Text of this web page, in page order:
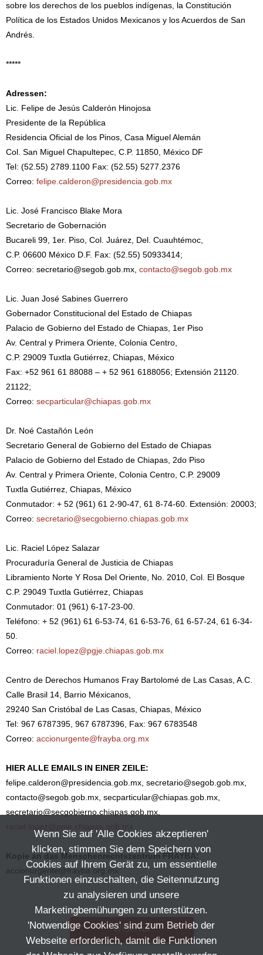
sobre los derechos de los pueblos indígenas, la Constitución
Política de los Estados Unidos Mexicanos y los Acuerdos de San
Andrés.
*****
Adressen:
Lic. Felipe de Jesús Calderón Hinojosa
Presidente de la República
Residencia Oficial de los Pinos, Casa Miguel Alemán
Col. San Miguel Chapultepec, C.P. 11850, México DF
Tel: (52.55) 2789.1100 Fax: (52.55) 5277.2376
Correo: felipe.calderon@presidencia.gob.mx
Lic. José Francisco Blake Mora
Secretario de Gobernación
Bucareli 99, 1er. Piso, Col. Juárez, Del. Cuauhtémoc,
C.P. 06600 México D.F. Fax: (52.55) 50933414;
Correo: secretario@segob.gob.mx, contacto@segob.gob.mx
Lic. Juan José Sabines Guerrero
Gobernador Constitucional del Estado de Chiapas
Palacio de Gobierno del Estado de Chiapas, 1er Piso
Av. Central y Primera Oriente, Colonia Centro,
C.P. 29009 Tuxtla Gutiérrez, Chiapas, México
Fax: +52 961 61 88088 – + 52 961 6188056; Extensión 21120.
21122;
Correo: secparticular@chiapas.gob.mx
Dr. Noé Castañón León
Secretario General de Gobierno del Estado de Chiapas
Palacio de Gobierno del Estado de Chiapas, 2do Piso
Av. Central y Primera Oriente, Colonia Centro, C.P. 29009
Tuxtla Gutiérrez, Chiapas, México
Conmutador: + 52 (961) 61 2-90-47, 61 8-74-60. Extensión: 20003;
Correo: secretario@secgobierno.chiapas.gob.mx
Lic. Raciel López Salazar
Procuraduría General de Justicia de Chiapas
Libramiento Norte Y Rosa Del Oriente, No. 2010, Col. El Bosque
C.P. 29049 Tuxtla Gutiérrez, Chiapas
Conmutador: 01 (961) 6-17-23-00.
Teléfono: + 52 (961) 61 6-53-74, 61 6-53-76, 61 6-57-24, 61 6-34-
50.
Correo: raciel.lopez@pgje.chiapas.gob.mx
Centro de Derechos Humanos Fray Bartolomé de Las Casas, A.C.
Calle Brasil 14, Barrio Méxicanos,
29240 San Cristóbal de Las Casas, Chiapas, México
Tel: 967 6787395, 967 6787396, Fax: 967 6783548
Correo: accionurgente@frayba.org.mx
HIER ALLE EMAILS IN EINER ZEILE:
felipe.calderon@presidencia.gob.mx, secretario@segob.gob.mx,
contacto@segob.gob.mx, secparticular@chiapas.gob.mx,
secretario@secgobierno.chiapas.gob.mx,
Kopie an das Menschenrechtszentrum FRAYBA:
accionurgente@frayba.org.mx
Widerruf
Wenn Sie auf 'Alle Cookies akzeptieren'
klicken, stimmen Sie dem Speichern von
Cookies auf Ihrem Gerät zu, um essentielle
Funktionen einzuschalten, die Seitennutzung
zu analysieren und unsere
Marketingbemühungen zu unterstützen.
'Notwendige Cookies' sind zum Betrieb der
Webseite erforderlich, damit die Funktionen